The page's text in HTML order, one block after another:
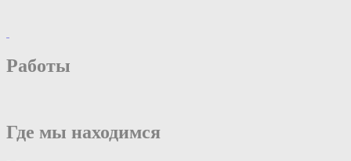
Работы
Где мы находимся